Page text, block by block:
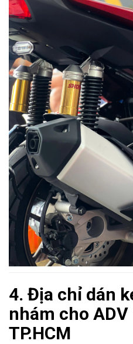
4. Địa chỉ dán
nhám cho
TP.HCM